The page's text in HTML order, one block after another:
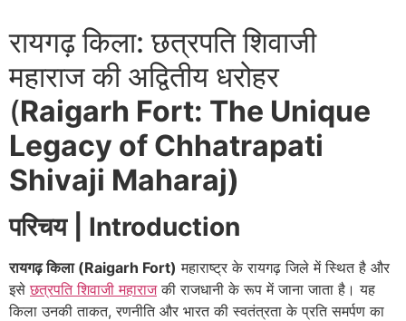
रायगढ़ किला: छत्रपति शिवाजी
महाराज की अद्वितीय धरोहर
(Raigarh Fort: The Unique
Legacy of Chhatrapati
Shivaji Maharaj)
परिचय | Introduction
रायगढ़ किला (Raigarh Fort) महाराष्ट्र के रायगढ़ जिले में स्थित है और
इसेछत्रपति शिवाजी महाराजकी राजधानी के रूप में जाना जाता है। यह
किला उनकी ताकत, रणनीति और भारत की स्वतंत्रता के प्रति समर्पण का